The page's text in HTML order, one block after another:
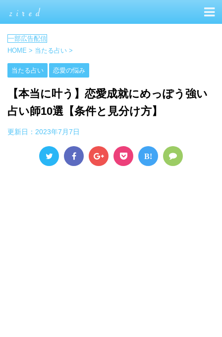
HOME > 当たる占い >
当たる占い 恋愛の悩み
【本当に叶う】恋愛成就にめっぽう強い
占い師10選【条件と見分け方】
更新日： 2023年7月7日
B!